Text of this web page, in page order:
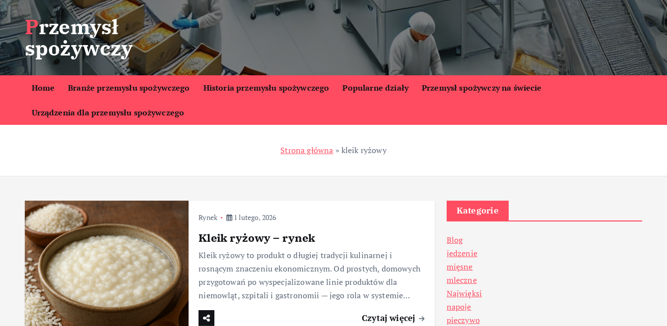
S
k
i
p
t
o
t
Przemysł
spożywczy
Home Branże przemysłu spożywczego Historia przemysłu spożywczego Popularne działy Przemysł spożywczy na świecie
Urządzenia dla przemysłu spożywczego
Strona główna » kleik ryżowy
Rynek 1 lutego, 2026
Kleik ryżowy – rynek
Kleik ryżowy to produkt o długiej tradycji kulinarnej i
rosnącym znaczeniu ekonomicznym. Od prostych, domowych
przygotowań po wyspecjalizowane linie produktów dla
niemowląt, szpitali i gastronomii — jego rola w systemie…
Czytaj więcej
Kategorie
Blog
jedzenie
mięsne
mleczne
Najwięksi
napoje
pieczywo